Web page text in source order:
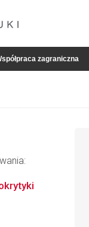
zagraniczna